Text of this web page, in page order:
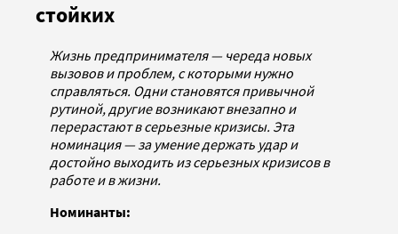
стойких
Жизнь предпринимателя — череда новых
вызовов и проблем, с которыми нужно
справляться. Одни становятся привычной
рутиной, другие возникают внезапно и
перерастают в серьезные кризисы. Эта
номинация — за умение держать удар и
достойно выходить из серьезных кризисов в
работе и в жизни.
Номинанты: